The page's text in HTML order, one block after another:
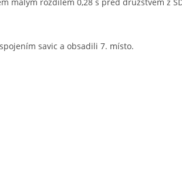
savic a obsadili 7. místo.